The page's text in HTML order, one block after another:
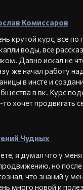
Комиссаров
крутой курс, все по
воды, все
Давно искал не
же начал работу
в инсте и
в вк. Курс
то хочет продвигать
Чудных
я думал что у
но
что знаний у
много новой и